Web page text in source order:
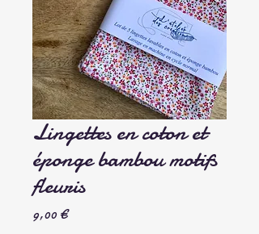
Lingettes en coton et
éponge bambou motifs
fleuris
9,00 €Prix